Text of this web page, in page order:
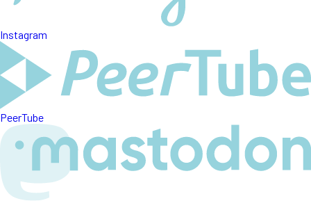
Instagram
PeerTube